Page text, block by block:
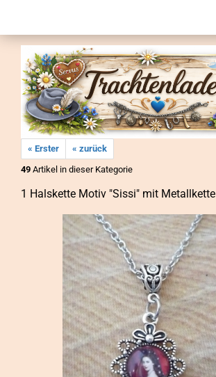
« Erster
« zurück
49 Artikel in dieser Kategorie
1 Hals­ket­te Motiv "Sissi" mit Me­tall­ket­te